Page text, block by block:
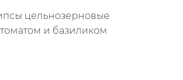
цельнозерновые
и базиликом